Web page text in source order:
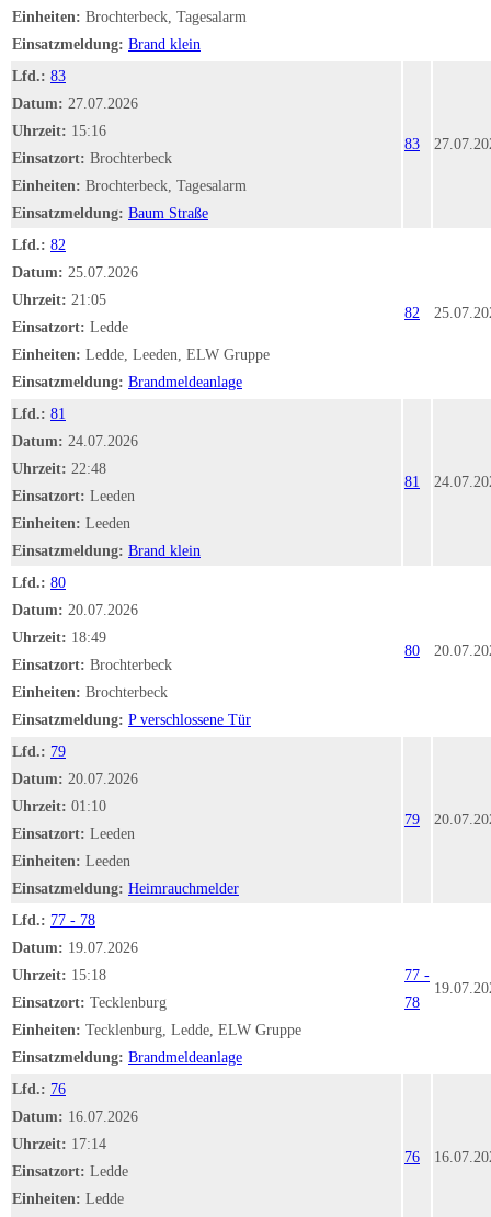
Einheiten: Brochterbeck, Tagesalarm
Einsatzmeldung: Brand klein
Lfd.: 83
Datum: 27.07.2026
Uhrzeit: 15:16
Einsatzort: Brochterbeck
Einheiten: Brochterbeck, Tagesalarm
Einsatzmeldung: Baum Straße
83
Lfd.: 82
Datum: 25.07.2026
Uhrzeit: 21:05
Einsatzort: Ledde
Einheiten: Ledde, Leeden, ELW Gruppe
Einsatzmeldung: Brandmeldeanlage
82
Lfd.: 81
Datum: 24.07.2026
Uhrzeit: 22:48
Einsatzort: Leeden
Einheiten: Leeden
Einsatzmeldung: Brand klein
81
Lfd.: 80
Datum: 20.07.2026
Uhrzeit: 18:49
Einsatzort: Brochterbeck
Einheiten: Brochterbeck
Einsatzmeldung: P verschlossene Tür
80
Lfd.: 79
Datum: 20.07.2026
Uhrzeit: 01:10
Einsatzort: Leeden
Einheiten: Leeden
Einsatzmeldung: Heimrauchmelder
79
Lfd.: 77 - 78
Datum: 19.07.2026
Uhrzeit: 15:18
Einsatzort: Tecklenburg
Einheiten: Tecklenburg, Ledde, ELW Gruppe
Einsatzmeldung: Brandmeldeanlage
77 -
78
Lfd.: 76
Datum: 16.07.2026
Uhrzeit: 17:14
Einsatzort: Ledde
Einheiten: Ledde
76